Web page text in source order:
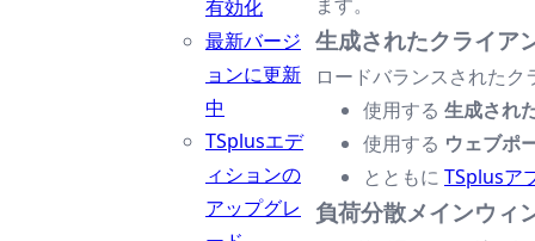
有効化
最新バージ
ョンに更新
中
TSplusエデ
ィションの
アップグレ
生成されたクライア
ロードバランスされた
使用する 生成され
使用する ウェブポ
とともに TSplusア
負荷分散メインウィ